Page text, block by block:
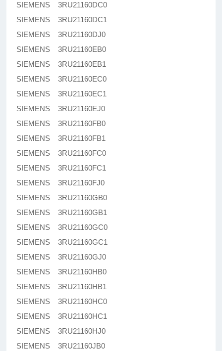
SIEMENS 3RU21160DC0
SIEMENS 3RU21160DC1
SIEMENS 3RU21160DJ0
SIEMENS 3RU21160EB0
SIEMENS 3RU21160EB1
SIEMENS 3RU21160EC0
SIEMENS 3RU21160EC1
SIEMENS 3RU21160EJ0
SIEMENS 3RU21160FB0
SIEMENS 3RU21160FB1
SIEMENS 3RU21160FC0
SIEMENS 3RU21160FC1
SIEMENS 3RU21160FJ0
SIEMENS 3RU21160GB0
SIEMENS 3RU21160GB1
SIEMENS 3RU21160GC0
SIEMENS 3RU21160GC1
SIEMENS 3RU21160GJ0
SIEMENS 3RU21160HB0
SIEMENS 3RU21160HB1
SIEMENS 3RU21160HC0
SIEMENS 3RU21160HC1
SIEMENS 3RU21160HJ0
SIEMENS 3RU21160JB0